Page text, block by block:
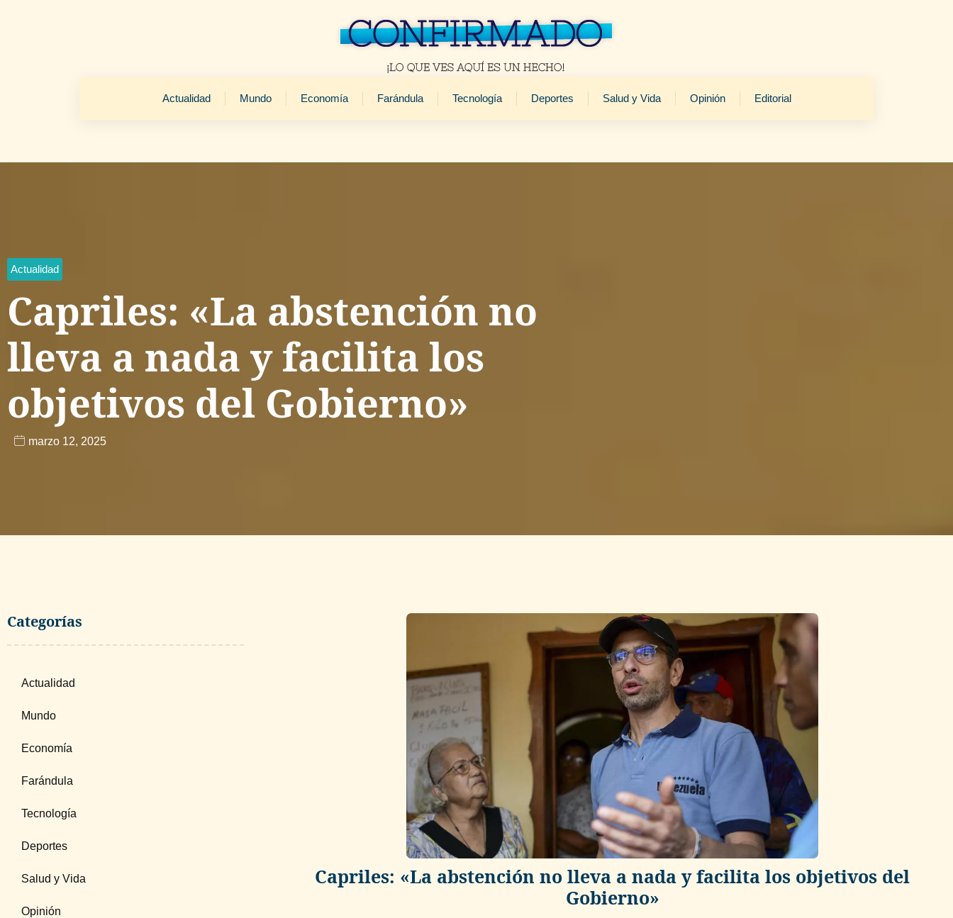
Actualidad Mundo Economía Farándula Tecnología Deportes Salud y Vida Opinión Editorial
Actualidad
Capriles: «La abstención no
lleva a nada y facilita los
objetivos del Gobierno»
marzo 12, 2025
Categorías
Actualidad
Mundo
Economía
Farándula
Tecnología
Deportes
Salud y Vida
Opinión
Capriles: «La abstención no lleva a nada y facilita los objetivos del
Gobierno»